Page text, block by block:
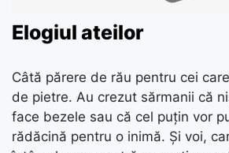
Elogiul ateilor
Câtă părere de rău pentru cei
de pietre. Au crezut sărmanii că
face bezele sau că cel puțin vor
rădăcină pentru o inimă. Și voi,